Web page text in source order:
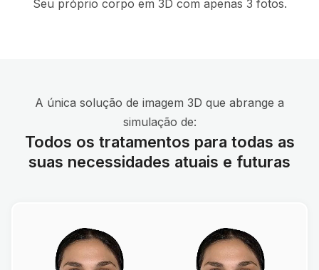
Seu próprio corpo em 3D com apenas 3 fotos.
A única solução de imagem 3D que abrange a
simulação de:
Todos os tratamentos para todas as
suas necessidades atuais e futuras